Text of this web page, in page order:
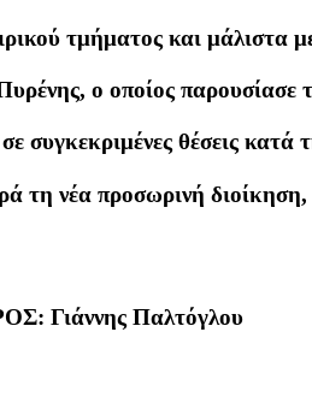
τμήματος και μάλιστα
ο οποίος
συγκεκριμένες θέσεις κατά
τη νέα προσωρινή διοίκηση,
Γιάννης Παλτόγλου